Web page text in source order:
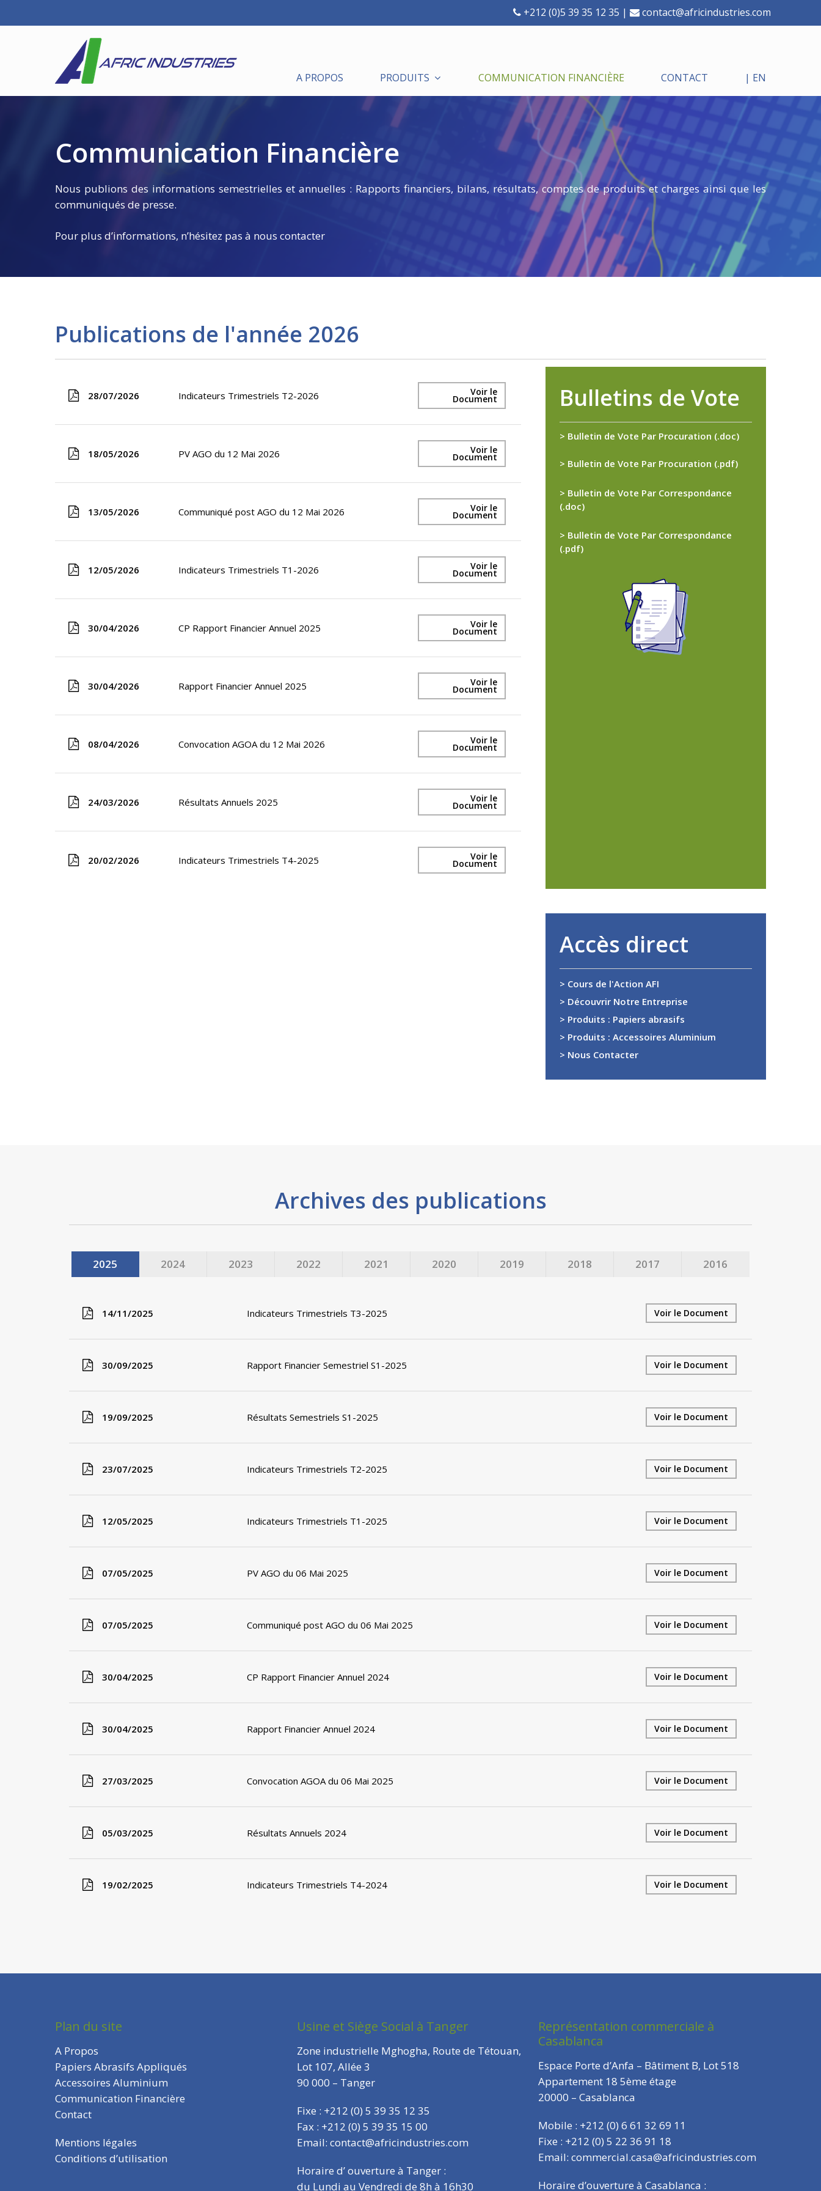
+212 (0)5 39 35 12 35 | contact@africindustries.com
A PROPOS PRODUITS COMMUNICATION FINANCIÈRE CONTACT | EN
Communication Financière
Nous publions des informations semestrielles et annuelles : Rapports financiers, bilans, résultats, comptes de produits et charges ainsi que les
communiqués de presse.
Pour plus d’informations, n’hésitez pas à nous contacter
Publications de l'année 2026
28/07/2026 Indicateurs Trimestriels T2-2026 Voir le
Document
18/05/2026 PV AGO du 12 Mai 2026 Voir le
Document
13/05/2026 Communiqué post AGO du 12 Mai 2026 Voir le
Document
12/05/2026 Indicateurs Trimestriels T1-2026 Voir le
Document
30/04/2026 CP Rapport Financier Annuel 2025 Voir le
Document
30/04/2026 Rapport Financier Annuel 2025 Voir le
Document
08/04/2026 Convocation AGOA du 12 Mai 2026 Voir le
Document
24/03/2026 Résultats Annuels 2025 Voir le
Document
20/02/2026 Indicateurs Trimestriels T4-2025 Voir le
Document
Bulletins de Vote
> Bulletin de Vote Par Procuration (.doc)
> Bulletin de Vote Par Procuration (.pdf)
> Bulletin de Vote Par Correspondance
(.doc)
> Bulletin de Vote Par Correspondance
(.pdf)
Accès direct
> Cours de l'Action AFI
> Découvrir Notre Entreprise
> Produits : Papiers abrasifs
> Produits : Accessoires Aluminium
> Nous Contacter
Archives des publications
2025 2024 2023 2022 2021 2020 2019 2018 2017 2016
14/11/2025 Indicateurs Trimestriels T3-2025 Voir le Document
30/09/2025 Rapport Financier Semestriel S1-2025 Voir le Document
19/09/2025 Résultats Semestriels S1-2025 Voir le Document
23/07/2025 Indicateurs Trimestriels T2-2025 Voir le Document
12/05/2025 Indicateurs Trimestriels T1-2025 Voir le Document
07/05/2025 PV AGO du 06 Mai 2025 Voir le Document
07/05/2025 Communiqué post AGO du 06 Mai 2025 Voir le Document
30/04/2025 CP Rapport Financier Annuel 2024 Voir le Document
30/04/2025 Rapport Financier Annuel 2024 Voir le Document
27/03/2025 Convocation AGOA du 06 Mai 2025 Voir le Document
05/03/2025 Résultats Annuels 2024 Voir le Document
19/02/2025 Indicateurs Trimestriels T4-2024 Voir le Document
Plan du site
A Propos
Papiers Abrasifs Appliqués
Accessoires Aluminium
Communication Financière
Contact
Mentions légales
Conditions d’utilisation
Usine et Siège Social à Tanger
Zone industrielle Mghogha, Route de Tétouan,
Lot 107, Allée 3
90 000 – Tanger
Fixe : +212 (0) 5 39 35 12 35
Fax : +212 (0) 5 39 35 15 00
Email: contact@africindustries.com
Horaire d’ ouverture à Tanger :
du Lundi au Vendredi de 8h à 16h30
Représentation commerciale à
Casablanca
Espace Porte d’Anfa – Bâtiment B, Lot 518
Appartement 18 5ème étage
20000 – Casablanca
Mobile : +212 (0) 6 61 32 69 11
Fixe : +212 (0) 5 22 36 91 18
Email: commercial.casa@africindustries.com
Horaire d’ouverture à Casablanca :